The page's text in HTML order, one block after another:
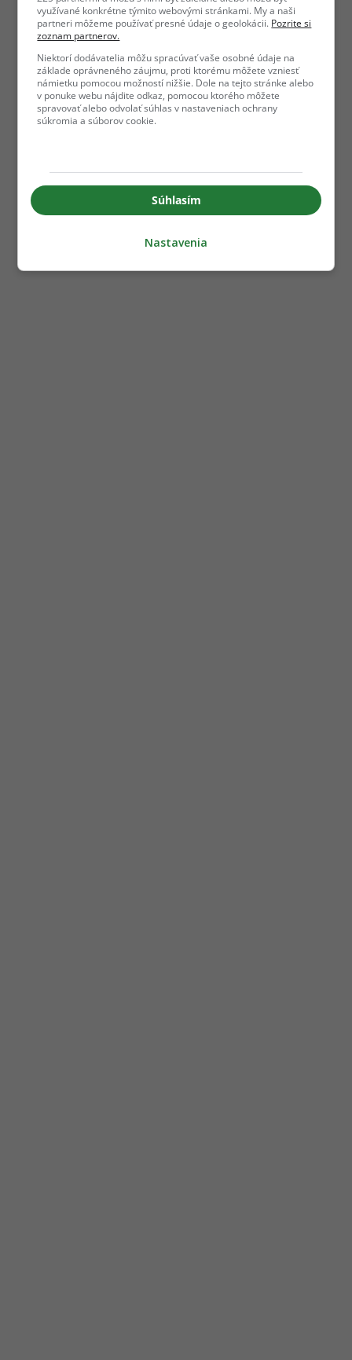
využívané konkrétne týmito webovými stránkami. My a naši
partneri môžeme používať presné údaje o geolokácii. Pozrite si
zoznam partnerov.
Niektorí dodávatelia môžu spracúvať vaše osobné údaje na
základe oprávneného záujmu, proti ktorému môžete vzniesť
námietku pomocou možností nižšie. Dole na tejto stránke alebo
v ponuke webu nájdite odkaz, pomocou ktorého môžete
spravovať alebo odvolať súhlas v nastaveniach ochrany
súkromia a súborov cookie.
Súhlasím
Nastavenia